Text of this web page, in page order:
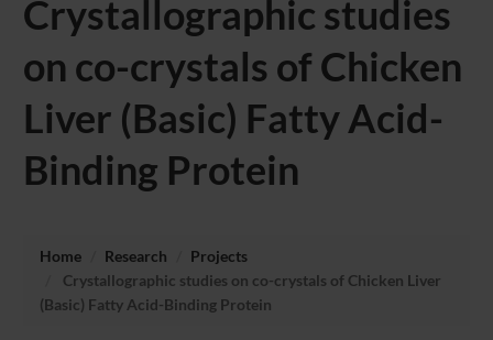
Crystallographic studies
on co-crystals of Chicken
Liver (Basic) Fatty Acid-
Binding Protein
Home Research
Projects
Crystallographic studies on co-crystals of Chicken Liver
(Basic) Fatty Acid-Binding Protein